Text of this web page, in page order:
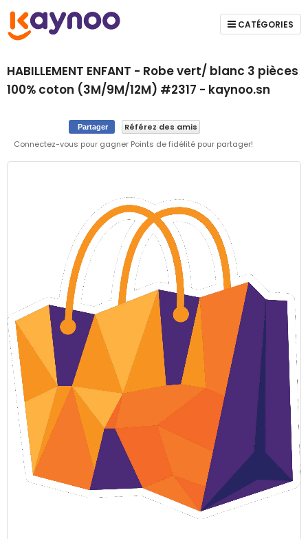
CATÉGORIES
HABILLEMENT ENFANT - Robe vert/ blanc 3 pièces
100% coton (3M/9M/12M) #2317 - kaynoo.sn
Partager
Référez des amis
Connectez-vous pour gagner Points de fidélité pour partager!
Skip